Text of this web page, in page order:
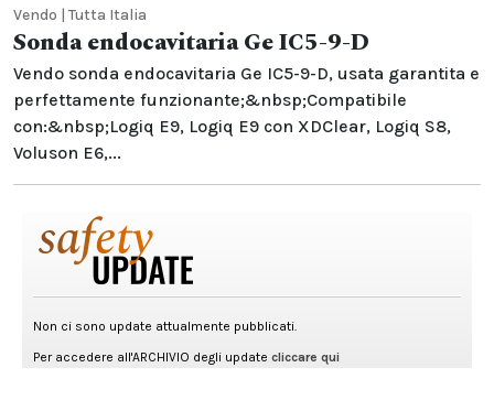
Vendo | Tutta Italia
Sonda endocavitaria Ge IC5-9-D
Vendo sonda endocavitaria Ge IC5-9-D, usata garantita e
perfettamente funzionante;&nbsp;Compatibile
con:&nbsp;Logiq E9, Logiq E9 con XDClear, Logiq S8,
Voluson E6,...